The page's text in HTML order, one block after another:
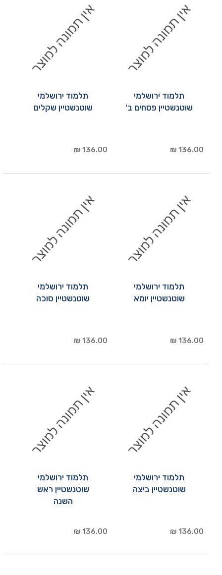
תלמוד ירושלמי
שוטנשטיין פסחים ב'
136.00 ₪
תלמוד ירושלמי
שוטנשטיין שקלים
136.00 ₪
תלמוד ירושלמי
שוטנשטיין יומא
136.00 ₪
תלמוד ירושלמי
שוטנשטיין סוכה
136.00 ₪
תלמוד ירושלמי
שוטנשטיין ביצה
136.00 ₪
תלמוד ירושלמי
שוטנשטיין ראש
השנה
136.00 ₪